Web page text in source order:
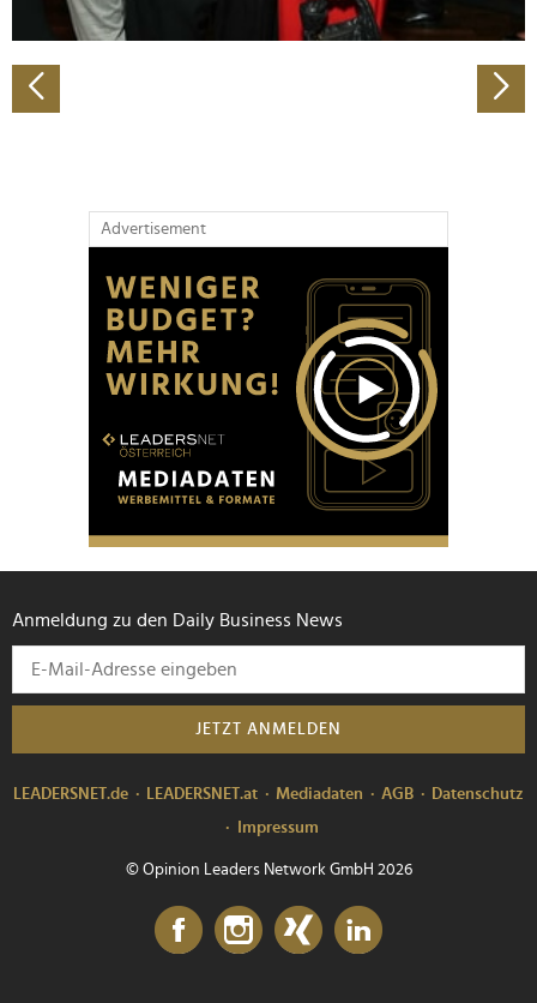
Verwendung unserer Website an unsere Partner für
Partner führen diese Informationen möglicherweise mit
weiteren Daten zusammen, die Sie ihnen bereitgestellt
Advertisement
Anmeldung zu den Daily Business News
JETZT ANMELDEN
LEADERSNET.de LEADERSNET.at Mediadaten AGB
Datenschutz
Impressum
© Opinion Leaders Network GmbH 2026